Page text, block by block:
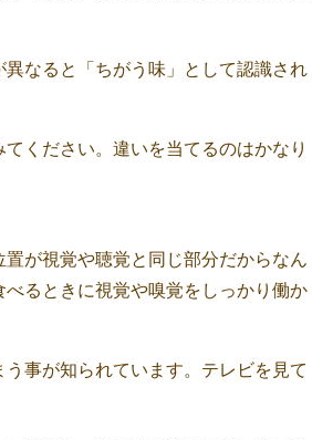
なると「ちがう味」として認識され
ください。違いを当てるのはかなり
が視覚や聴覚と同じ部分だからなん
るときに視覚や嗅覚をしっかり働か
事が知られています。テレビを見て